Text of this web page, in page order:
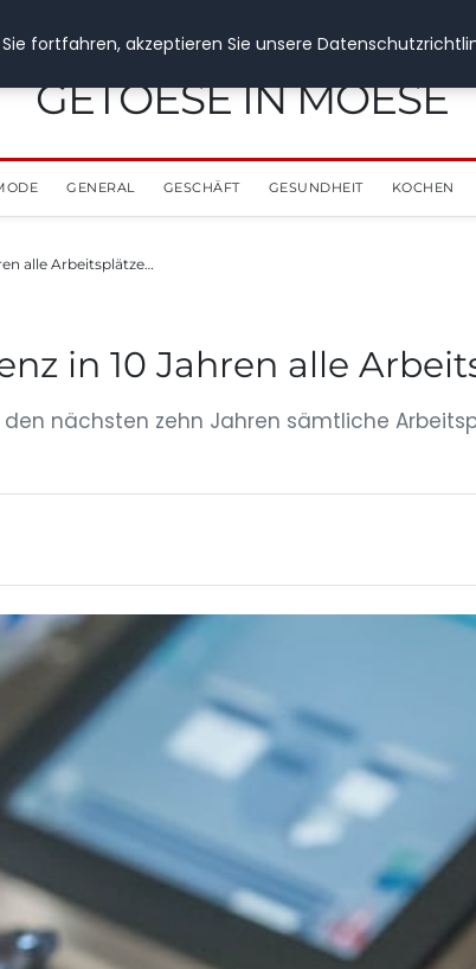
GETOESE IN MOESE
GENERAL GESCHÄFT GESUNDHEIT KOCHEN
alle Arbeitsplätze…
in 10 Jahren alle
den nächsten zehn Jahren sämtliche
fortfahren, akzeptieren Sie unsere